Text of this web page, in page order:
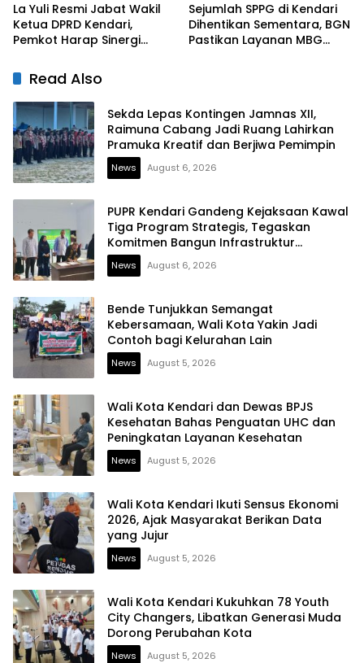
La Yuli Resmi Jabat Wakil
Ketua DPRD Kendari,
Pemkot Harap Sinergi
Solid
Sejumlah SPPG di Kendari
Dihentikan Sementara, BGN
Pastikan Layanan MBG
Read Also
Sekda Lepas Kontingen Jamnas XII,
Raimuna Cabang Jadi Ruang Lahirkan
Pramuka Kreatif dan Berjiwa Pemimpin
News August 6, 2026
PUPR Kendari Gandeng Kejaksaan Kawal
Tiga Program Strategis, Tegaskan
Komitmen Bangun Infrastruktur
Berintegritas
News August 6, 2026
Bende Tunjukkan Semangat
Kebersamaan, Wali Kota Yakin Jadi
Contoh bagi Kelurahan Lain
News August 5, 2026
Wali Kota Kendari dan Dewas BPJS
Kesehatan Bahas Penguatan UHC dan
Peningkatan Layanan Kesehatan
News August 5, 2026
Wali Kota Kendari Ikuti Sensus Ekonomi
2026, Ajak Masyarakat Berikan Data
yang Jujur
News August 5, 2026
Wali Kota Kendari Kukuhkan 78 Youth
City Changers, Libatkan Generasi Muda
Dorong Perubahan Kota
News August 5, 2026